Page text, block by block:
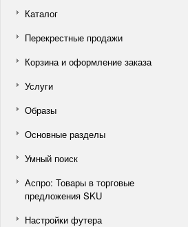
Каталог
Перекрестные продажи
Корзина и оформление заказа
Услуги
Образы
Основные разделы
Умный поиск
Аспро: Товары в торговые
предложения SKU
Настройки футера